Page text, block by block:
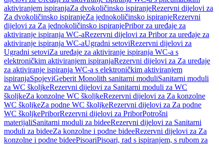
aktiviranjem ispiranjaZa dvokoličinsko ispiranjeRezervni dijelovi za
Za dvokoličinsko ispiranjeZa jednokoličinsko ispiranjeRezervni
dijelovi za Za jednokoličinsko ispiranjePribor za uređaje za
aktiviranje ispiranja WC-aRezervni dijelovi za Pribor za uređaje za
aktiviranje ispiranja WC-aUgradni setoviRezervni dijelovi za
Ugradni setoviZa uređaje za aktiviranje ispiranja WC-a s
elektroničkim aktiviranjem ispiranjaRezervni dijelovi za Za uređaje
za aktiviranje ispiranja WC-a s elektroničkim aktiviranjem
ispiranjaSpojeviGeberit Monolith sanitarni moduliSanitarni moduli
za WC školjkeRezervni dijelovi za Sanitarni moduli za WC
školjkeZa konzolne WC školjkeRezervni dijelovi za Za konzolne
WC školjkeZa podne WC školjkeRezervni dijelovi za Za podne
WC školjkePriborRezervni dijelovi za PriborPotrošni
materijaliSanitarni moduli za bideeRezervni dijelovi za Sanitarni
moduli za bideeZa konzolne i podne bideeRezervni dijelovi za Za
konzolne i podne bideePisoariPisoari, rad s ispiranjem, s rubom za